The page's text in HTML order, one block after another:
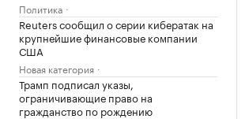
Политика
Reuters сообщил о серии кибератак на
крупнейшие финансовые компании
США
Новая категория
Трамп подписал указы,
ограничивающие право на
гражданство по рождению